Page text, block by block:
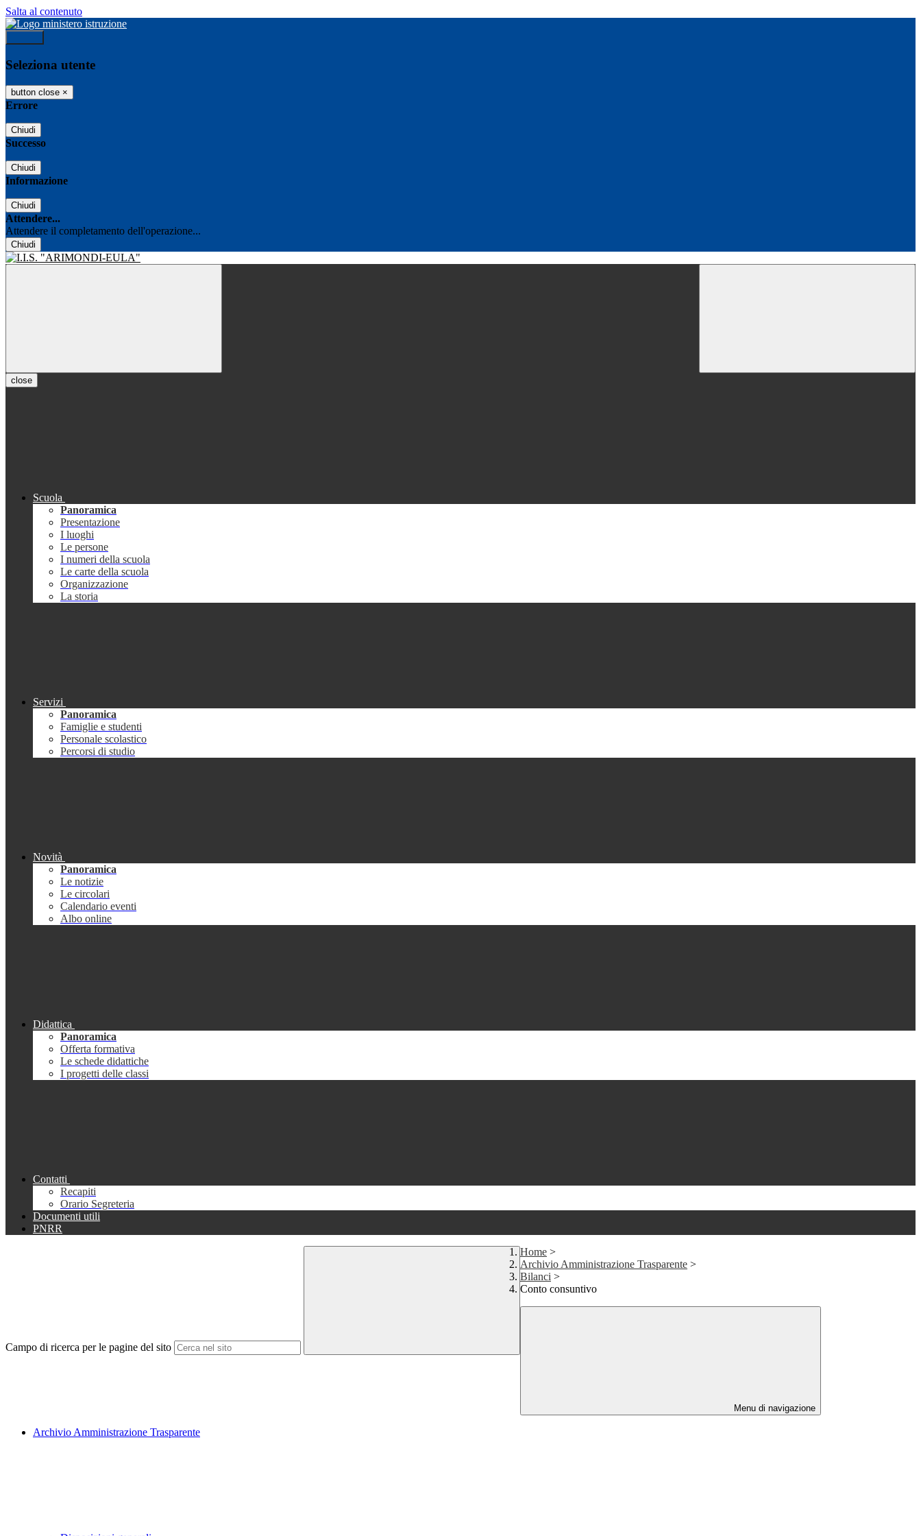
Salta al contenuto
Seleziona utente
button close ×
Errore
Chiudi
Successo
Chiudi
Informazione
Chiudi
Attendere...
Attendere il completamento dell'operazione...
Chiudi
close
Scuola
Panoramica
Presentazione
I luoghi
Le persone
I numeri della scuola
Le carte della scuola
Organizzazione
La storia
Servizi
Panoramica
Famiglie e studenti
Personale scolastico
Percorsi di studio
Novità
Panoramica
Le notizie
Le circolari
Calendario eventi
Albo online
Didattica
Panoramica
Offerta formativa
Le schede didattiche
I progetti delle classi
Contatti
Recapiti
Orario Segreteria
Documenti utili
PNRR
Campo di ricerca per le pagine del sito
Home >
Archivio Amministrazione Trasparente >
Bilanci >
Conto consuntivo
Menu di navigazione
Archivio Amministrazione Trasparente